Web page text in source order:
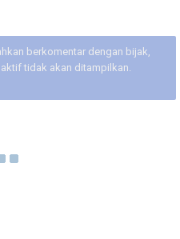
berkomentar dengan bijak,
tidak akan ditampilkan.